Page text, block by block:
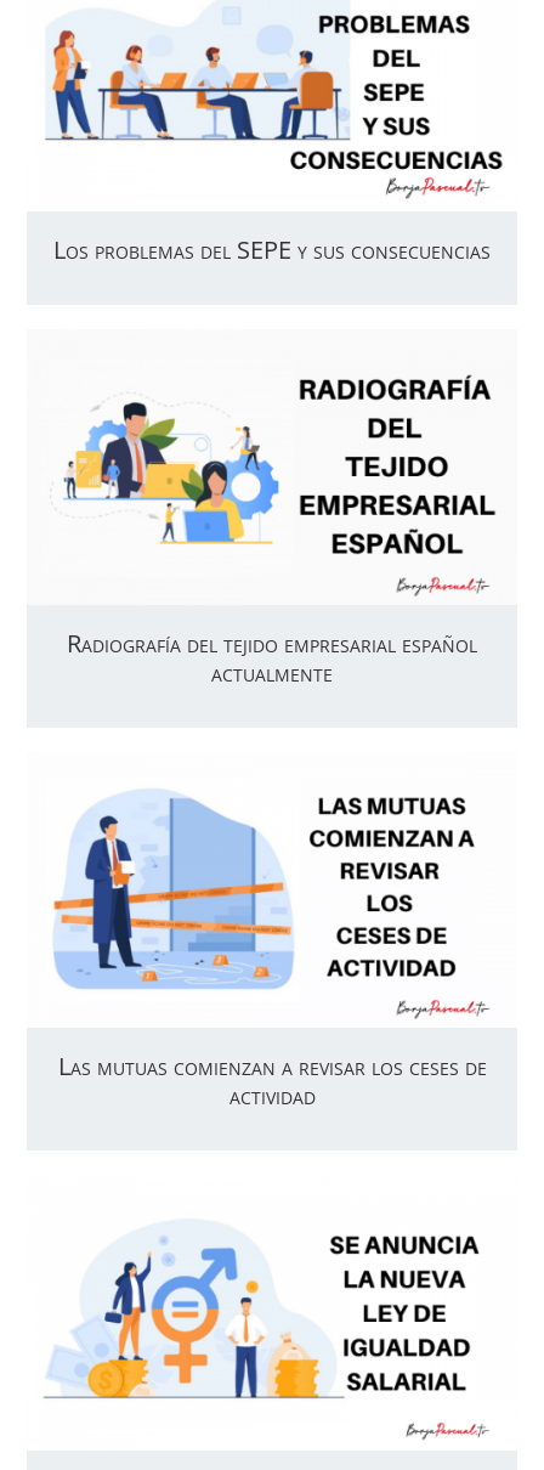
Los problemas del SEPE y sus consecuencias
Radiografía del tejido empresarial español
actualmente
Las mutuas comienzan a revisar los ceses de
actividad